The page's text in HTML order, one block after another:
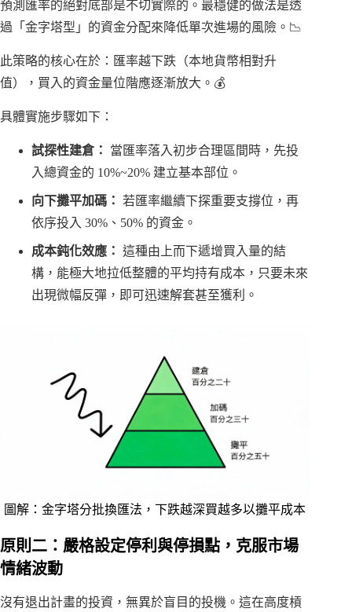
預測匯率的絕對底部是不切實際的。最穩健的做法是透
過「金字塔型」的資金分配來降低單次進場的風險。📉
此策略的核心在於：匯率越下跌（本地貨幣相對升
值），買入的資金量位階應逐漸放大。💰
具體實施步驟如下：
試探性建倉：
當匯率落入初步合理區間時，先投
入總資金的 10%~20% 建立基本部位。
向下攤平加碼： 若匯率繼續下探重要支撐位，再
依序投入 30%、50% 的資金。
成本鈍化效應： 這種由上而下遞增買入量的結
構，能極大地拉低整體的平均持有成本，只要未來
出現微幅反彈，即可迅速解套甚至獲利。
圖解：金字塔分批換匯法，下跌越深買越多以攤平成本
原則二：嚴格設定停利與停損點，克服市場
情緒波動
沒有退出計畫的投資，無異於盲目的投機。這在高度槓